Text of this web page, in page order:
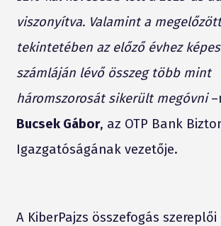
viszonyítva. Valamint a
tekintetében az előző évhez
számláján lévő összeg több mint
háromszorosát sikerült megóvni
Bucsek Gábor, az OTP Bank
Igazgatóságának vezetője.
A KiberPajzs összefogás